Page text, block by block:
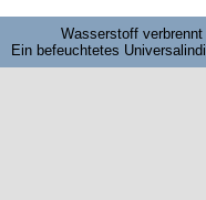
Wasserstoff
Ein befeuchtetes